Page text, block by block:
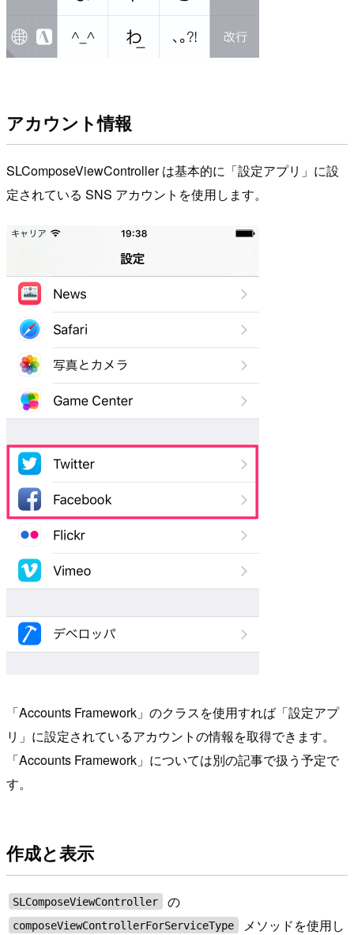
アカウント情報
SLComposeViewController は基本的に「設定アプリ」に設
定されている SNS アカウントを使用します。
「Accounts Framework」のクラスを使用すれば「設定アプ
リ」に設定されているアカウントの情報を取得できます。
「Accounts Framework」については別の記事で扱う予定で
す。
作成と表示
SLComposeViewController の
composeViewControllerForServiceType
メソッドを使用し